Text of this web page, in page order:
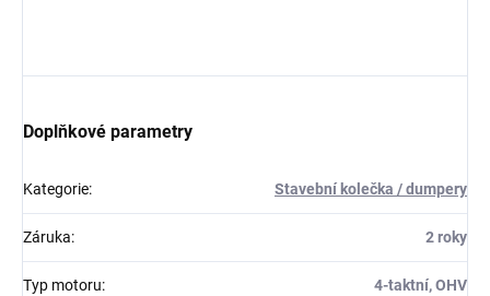
Doplňkové parametry
Kategorie: Stavební kolečka / dumpery
Záruka: 2 roky
Typ motoru: 4-taktní, OHV